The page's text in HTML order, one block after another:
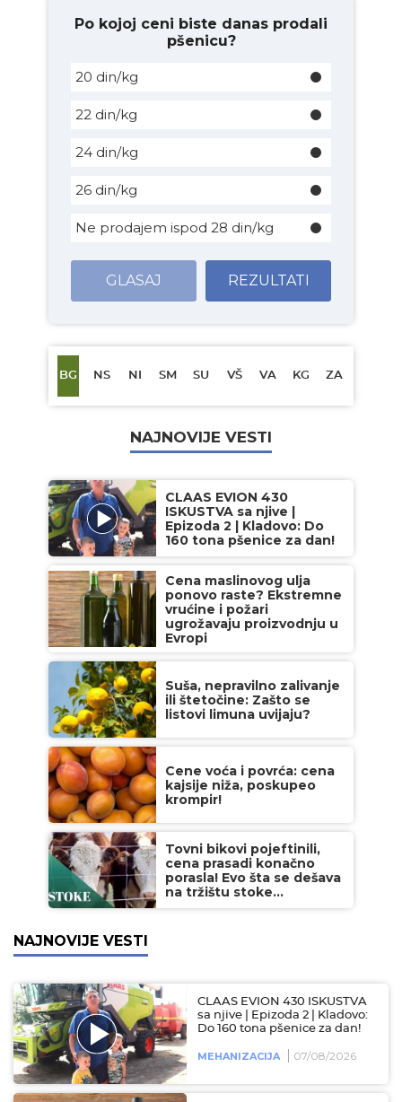
Po kojoj ceni biste danas prodali
pšenicu?
20 din/kg
22 din/kg
24 din/kg
26 din/kg
Ne prodajem ispod 28 din/kg
GLASAJ REZULTATI
BG NS NI SM SU VŠ VA KG ZA
NAJNOVIJE VESTI
CLAAS EVION 430
ISKUSTVA sa njive |
Epizoda 2 | Kladovo: Do
160 tona pšenice za dan!
Cena maslinovog ulja
ponovo raste? Ekstremne
vrućine i požari
ugrožavaju proizvodnju u
Evropi
Suša, nepravilno zalivanje
ili štetočine: Zašto se
listovi limuna uvijaju?
Cene voća i povrća: cena
kajsije niža, poskupeo
krompir!
Tovni bikovi pojeftinili,
cena prasadi konačno
porasla! Evo šta se dešava
na tržištu stoke...
NAJNOVIJE VESTI
CLAAS EVION 430 ISKUSTVA
sa njive | Epizoda 2 | Kladovo:
Do 160 tona pšenice za dan!
MEHANIZACIJA 07/08/2026